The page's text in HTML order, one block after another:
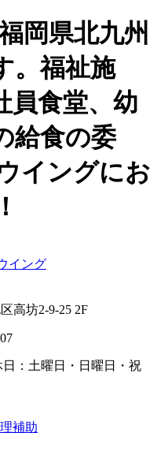
岡県北九州
。福祉施
員食堂、幼
給食の委
イングにお
高坊2-9-25 2F
：土曜日・日曜日・祝
補助